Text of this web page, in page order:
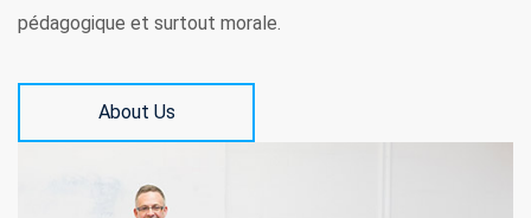
pédagogique et surtout morale.
About Us